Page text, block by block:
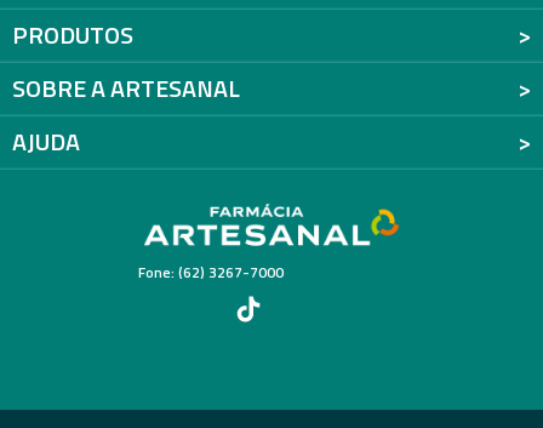
PRODUTOS
SOBRE A ARTESANAL
AJUDA
Fone: (62) 3267-7000